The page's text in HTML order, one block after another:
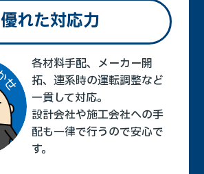
優れた対応力
各材料手配、メーカー開
拓、連系時の運転調整など
一貫して対応。
設計会社や施工会社への手
配も一律で行うので安心で
す。